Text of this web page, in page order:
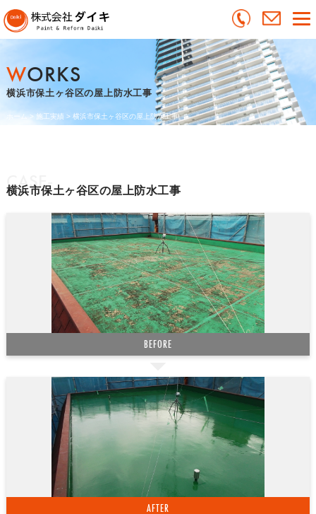
WORKS
横浜市保土ヶ谷区の屋上防水工事
ホーム > 施工実績 > 横浜市保土ヶ谷区の屋上防水工事
CASE-
横浜市保土ヶ谷区の屋上防水工事
BEFORE
AFTER